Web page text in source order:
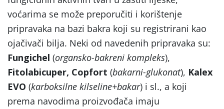
voćarima se može preporučiti i korištenje
pripravaka na bazi bakra koji su registrirani kao
ojačivači bilja. Neki od navedenih pripravaka su:
Fungichel (organsko-bakreni kompleks),
Fitolabicuper, Copfort (bakarni-glukonat), Kalex
EVO (karboksilne kilseline+bakar) i sl., a koji
prema navodima proizvođača imaju